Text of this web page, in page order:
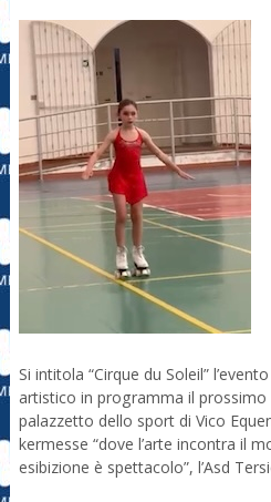
Si intitola “Cirque du Soleil”
artistico in programma il
palazzetto dello sport di Vico
kermesse “dove l’arte incontra il
esibizione è spettacolo”, l’Asd